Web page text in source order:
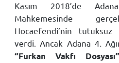
Kasım 2018’de
Mahkemesinde
Hocaefendi’nin tutuksuz
verdi. Ancak Adana 4.
“Furkan Vakfı Dosyası”